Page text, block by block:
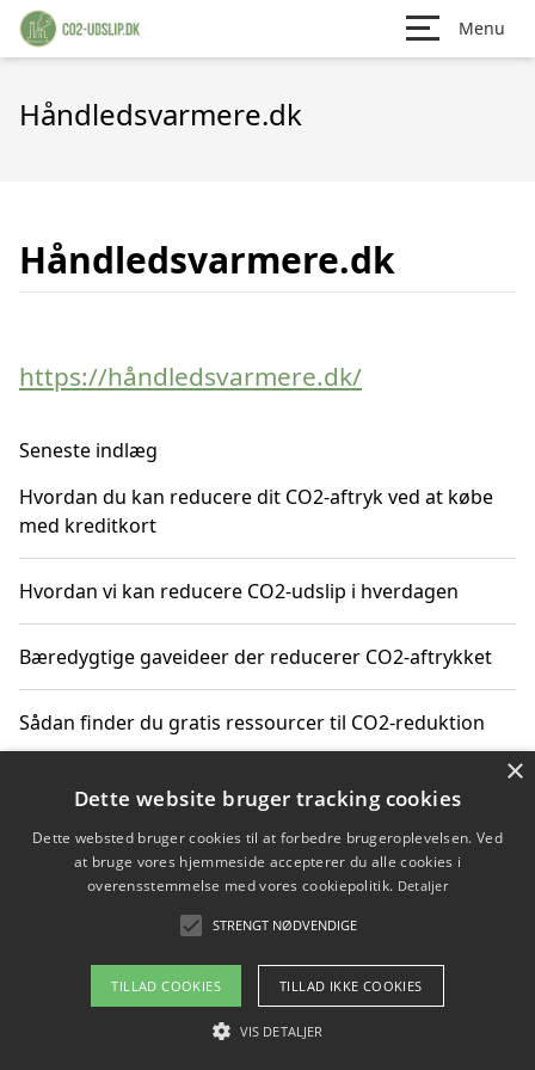
Menu
Håndledsvarmere.dk
Håndledsvarmere.dk
https://håndledsvarmere.dk/
Seneste indlæg
Hvordan du kan reducere dit CO2-aftryk ved at købe
med kreditkort
Hvordan vi kan reducere CO2-udslip i hverdagen
Bæredygtige gaveideer der reducerer CO2-aftrykket
Sådan finder du gratis ressourcer til CO2-reduktion
Hvordan gadgets til hjemmet kan reducere CO2-udslip
Copyright 2026 - Pilanto Aps
Om / kontakt
Blog Betingelser
×
Dette website bruger tracking cookies
Dette websted bruger cookies til at forbedre brugeroplevelsen. Ved
at bruge vores hjemmeside accepterer du alle cookies i
overensstemmelse med vores cookiepolitik. Detaljer
STRENGT NØDVENDIGE
TILLAD COOKIES TILLAD IKKE COOKIES
VIS DETALJER